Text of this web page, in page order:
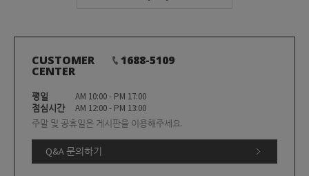
CUSTOMER
CENTER
1688-5109
평일
AM 10:00 - PM 17:00
점심시간
AM 12:00 - PM 13:00
주말 및 공휴일은 게시판을 이용해주세요.
Q&A 문의하기